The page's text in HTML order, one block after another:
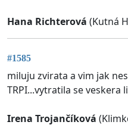
Hana Richterová (Kutná
#1585
miluju zvirata a vim jak
TRPI...vytratila se veskera
Irena Trojančíková